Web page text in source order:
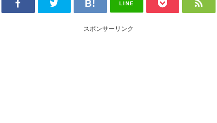
LINE
スポンサーリンク